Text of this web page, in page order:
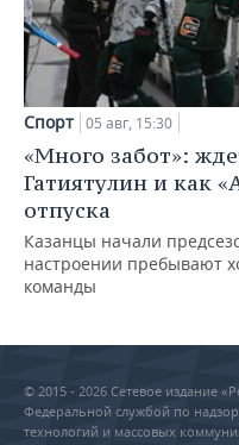
Спорт 05 авг, 15:30
«Много забот»:
Гатиятулин и как
отпуска
Казанцы начали
настроении пребывают
команды
© 2015 - 2026 Сетевое издание
Федеральной службой по
технологий и массовых